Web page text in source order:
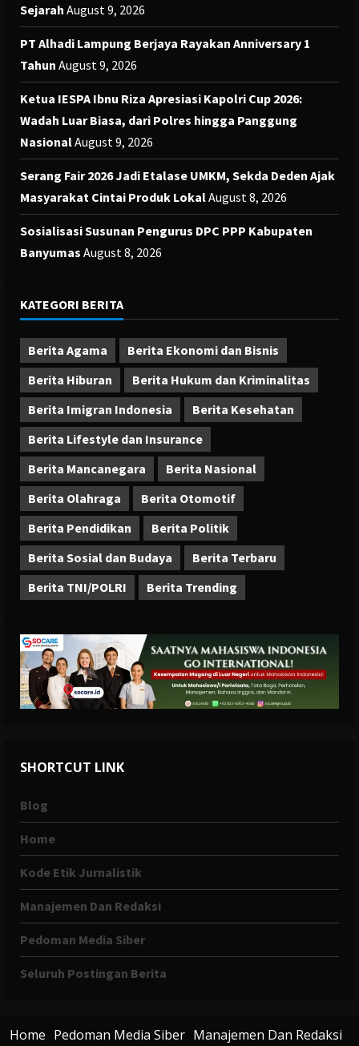
Sejarah August 9, 2026
PT Alhadi Lampung Berjaya Rayakan Anniversary 1
Tahun August 9, 2026
Ketua IESPA Ibnu Riza Apresiasi Kapolri Cup 2026:
Wadah Luar Biasa, dari Polres hingga Panggung
NasionalAugust 9, 2026
Serang Fair 2026 Jadi Etalase UMKM, Sekda Deden Ajak
Masyarakat Cintai Produk LokalAugust 8, 2026
Sosialisasi Susunan Pengurus DPC PPP Kabupaten
Banyumas August 8, 2026
KATEGORI BERITA
Berita Agama
Berita Ekonomi dan Bisnis
Berita Hiburan
Berita Hukum dan Kriminalitas
Berita Imigran Indonesia
Berita Kesehatan
Berita Lifestyle dan Insurance
Berita Mancanegara
Berita Nasional
Berita Olahraga
Berita Otomotif
Berita Pendidikan
Berita Politik
Berita Sosial dan Budaya
Berita Terbaru
Berita TNI/POLRI
Berita Trending
SHORTCUT LINK
Blog
Home
Kode Etik Jurnalistik
Manajemen Dan Redaksi
Pedoman Media Siber
Seluruh Postingan Berita
Home Pedoman Media Siber Manajemen Dan Redaksi